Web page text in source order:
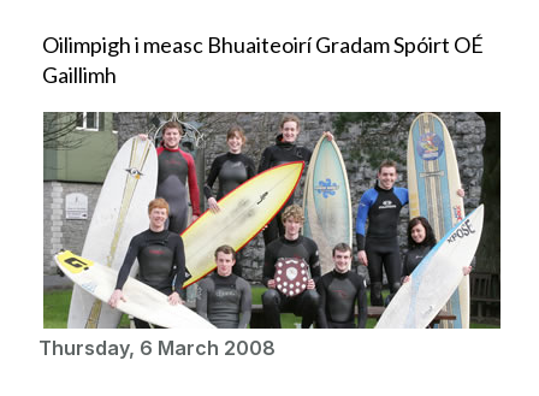
Oilimpigh i measc Bhuaiteoirí Gradam Spóirt OÉ
Gaillimh
Thursday, 6 March 2008